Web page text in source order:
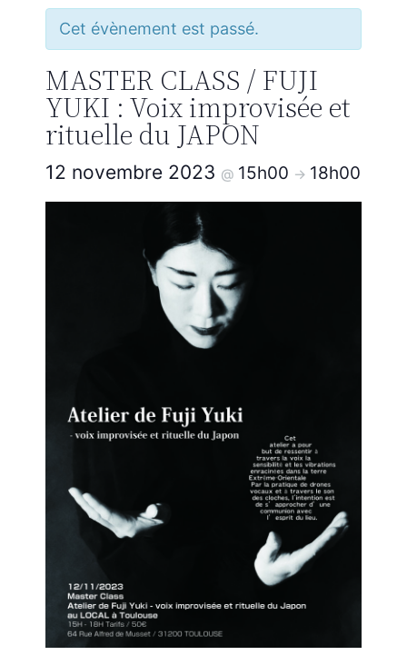
Cet évènement est passé.
MASTER CLASS / FUJI
YUKI : Voix improvisée et
rituelle du JAPON
12 novembre 2023 @ 15h00 -> 18h00